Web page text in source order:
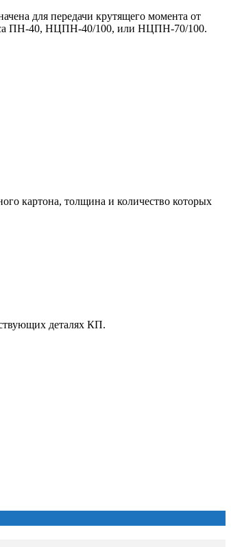
для передачи крутящего момента от
ПН-40, НЦПН-40/100, или НЦПН-70/100.
картона, толщина и количество которых
деталях КП.